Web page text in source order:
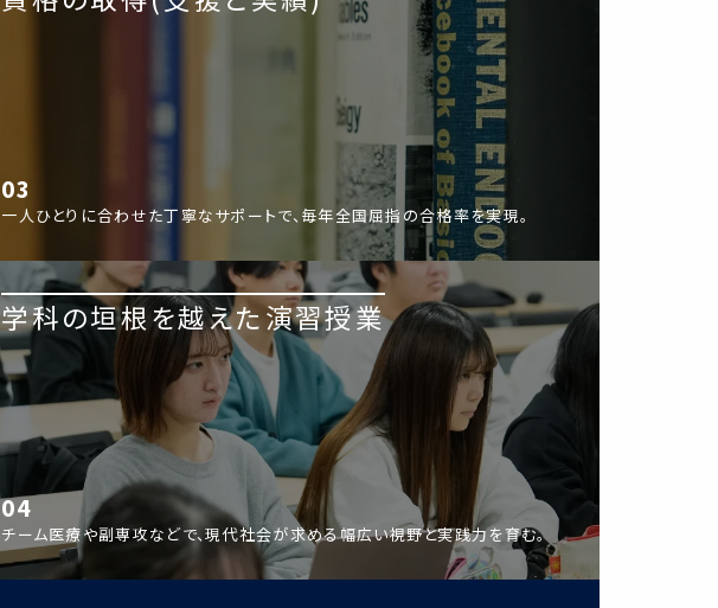
03
一人ひとりに合わせた丁寧なサポートで、毎年全国屈指の合格率を実現。
学科の垣根を越えた演習授業
04
チーム医療や副専攻などで、現代社会が求める幅広い視野と実践力を育む。